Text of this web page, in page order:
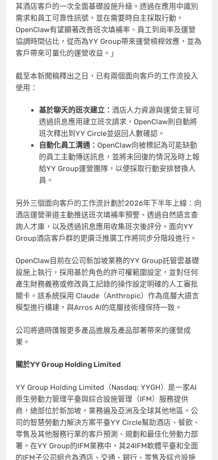
其酒店客戶的一次全面基礎設施升級。透過在應用中識別
需求和員工可靠性訊號，並在需要時自主採取行動，
OpenClaw有望顯著改善班次填補率、員工到崗率及運營
協調時間佔比，從而為YY Group帶來運營槓桿效應，並為
客戶帶來可量化的運營收益。」
截至本新聞稿釋出之日，已有兩個面向客戶的工作流投入
使用：
基於聊天的班次建立： 酒店人力資源與運營主管可
透過訊息應用建立班次請求， OpenClaw則自動將
班次釋出到YY Circle並返回人數確認。
自動化員工溝通： OpenClaw向被標記為可能缺勤
的員工主動傳送訊息，並將未回復的情況及時上報
給YY Group運營團隊，以便採取行動安排替換人
員。
另外三個面向客戶的工作流計劃於2026年下半年上線：向
酒店運營渠道主動推送班次填補率預警、透過自然語言查
詢人才庫，以及透過訊息應用收集班次後評分。面向YY
Group酒店客戶群的更廣泛推廣工作將同步分階段進行。
OpenClaw目前在公司新加坡業務的YY Group託管雲基礎
設施上執行，採用基於角色的許可權範圍設定，並對任何
產生財務義務或修改員工記錄的操作設定明確的人工審批
關卡。該系統採用 Claude（Anthropic）作為底層大語言
模型進行構建，與Arros AI的底層技術棧保持一致。
公司將適時匯報更多產品進展及產品部署帶來的運營成
果。
關於YY Group Holding Limited
YY Group Holding Limited（Nasdaq: YYGH）是一家AI
原生勞動力管理平臺與綜合設施管理（IFM）服務提供
商，總部位於新加坡，業務遍及亞洲及全球其他地區。公
司的智慧勞動力解決方案平臺YY Circle幫助酒店、餐飲、
零售及其他服務行業的客戶預測、規劃和最佳化勞動力部
署。在YY Group的IFM業務中，其24IFM軟體平臺和全面
的IFM子公司組合為酒店、交通、銀行、零售及綜合設施